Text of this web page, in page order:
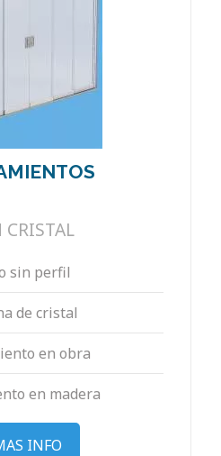
CRISTAL
sin perfil
de cristal
en obra
en madera
INFO